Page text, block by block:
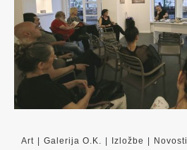
Art Galerija O.K. Izložbe Novosti